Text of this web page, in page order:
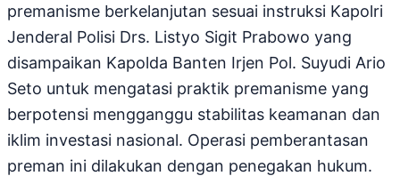
premanisme berkelanjutan sesuai instruksi Kapolri
Jenderal Polisi Drs. Listyo Sigit Prabowo yang
disampaikan Kapolda Banten Irjen Pol. Suyudi Ario
Seto untuk mengatasi praktik premanisme yang
berpotensi mengganggu stabilitas keamanan dan
iklim investasi nasional. Operasi pemberantasan
preman ini dilakukan dengan penegakan hukum.